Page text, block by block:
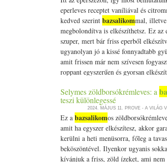
keringést fokozókat, izzasztókat
bazsalikom , borsmenta, rozmaring,
kukorica ami leginkább segít
babfélék, lencsék is és a borsók,
mint a tejtermékek, édességek,
Hasznos ilyenkor a tested
gyógynövényekkel. Mi az Online
jól segíti a bélrendszer tisztulást és
kedvencünk, amit mindig
koriander és édeskömény
nedveséget. Ha sok nyálkát
gyömbér, feketebors és hosszú
támogatják a máj tisztulását,
mint a guduchi és a
Néhány egyszerű ajánlással is sokat
eperleves receptet vaníliával és
kedved szerint bazsalikommal,
megbolondítva is elkészíthetsz. Ez az
szuper, mert bár friss eperből
ugyanolyan jó a kissé fonnyadtabb
amit frissen már nem szívesen
roppant egyszerűen és gyorsan
bazsalikommal és mentával is
first on Prove.hu.
Selymes zöldborsókrémleves: a
teszi különlegessé
2024. MÁJUS 11. PROVE - A VILÁG
Ez a bazsalikomos
amit ha egyszer elkészítesz, akkor
kerülni a heti menüsorra, főleg a
beköszöntével. Ilyenkor ugyanis
kívánjuk a friss, zöld ízeket, ami nem